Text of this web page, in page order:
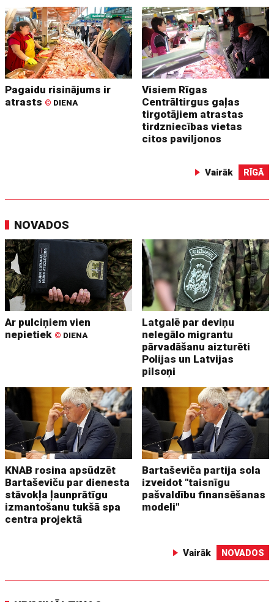
Pagaidu risinājums ir
atrasts © DIENA
Visiem Rīgas
Centrāltirgus gaļas
tirgotājiem atrastas
tirdzniecības vietas
citos paviljonos
Vairāk RĪGĀ
NOVADOS
Ar pulciņiem vien
nepietiek © DIENA
Latgalē par deviņu
nelegālo migrantu
pārvadāšanu aizturēti
Polijas un Latvijas
pilsoņi
KNAB rosina apsūdzēt
Bartaševiču par dienesta
stāvokļa ļaunprātīgu
izmantošanu tukšā spa
centra projektā
Bartaševiča partija sola
izveidot "taisnīgu
pašvaldību finansēšanas
modeli"
Vairāk NOVADOS